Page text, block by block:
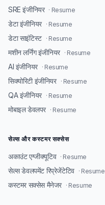
SRE इंजीनियर · Resume
डेटा इंजीनियर · Resume
डेटा साइंटिस्ट · Resume
मशीन लर्निंग इंजीनियर · Resume
AI इंजीनियर · Resume
सिक्योरिटी इंजीनियर · Resume
QA इंजीनियर · Resume
मोबाइल डेवलपर · Resume
सेल्स और कस्टमर सक्सेस
अकाउंट एग्जीक्यूटिव · Resume
सेल्स डेवलपमेंट रिप्रेजेंटेटिव · Resume
कस्टमर सक्सेस मैनेजर · Resume